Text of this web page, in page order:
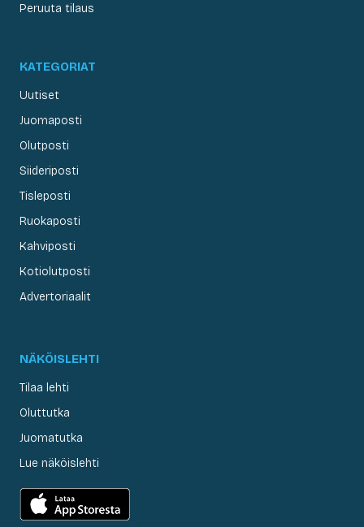
Peruuta tilaus
KATEGORIAT
Uutiset
Juomaposti
Olutposti
Siideriposti
Tisleposti
Ruokaposti
Kahviposti
Kotiolutposti
Advertoriaalit
NÄKÖISLEHTI
Tilaa lehti
Oluttutka
Juomatutka
Lue näköislehti